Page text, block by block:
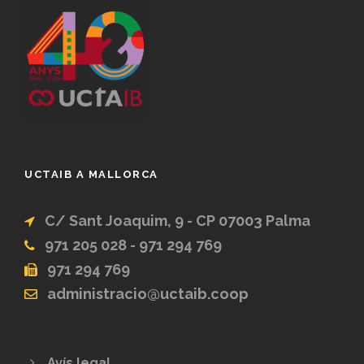
UCTAIB A MALLORCA
C/ Sant Joaquim, 9 - CP 07003 Palma
971 205 028 - 971 294 769
971 294 769
administracio@uctaib.coop